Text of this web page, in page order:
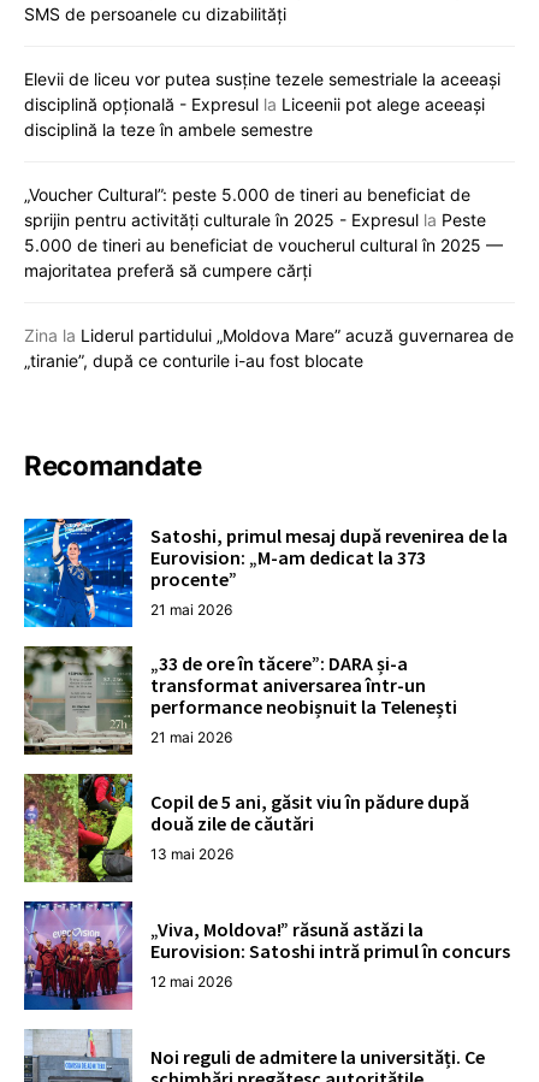
SMS de persoanele cu dizabilități
Elevii de liceu vor putea susține tezele semestriale la aceeași
disciplină opțională - Expresul la Liceenii pot alege aceeași
disciplină la teze în ambele semestre
„Voucher Cultural”: peste 5.000 de tineri au beneficiat de
sprijin pentru activități culturale în 2025 - Expresul la Peste
5.000 de tineri au beneficiat de voucherul cultural în 2025 —
majoritatea preferă să cumpere cărți
Zina la Liderul partidului „Moldova Mare” acuză guvernarea de
„tiranie”, după ce conturile i-au fost blocate
Recomandate
Satoshi, primul mesaj după revenirea de la
Eurovision: „M-am dedicat la 373
procente”
21 mai 2026
„33 de ore în tăcere”: DARA și-a
transformat aniversarea într-un
performance neobișnuit la Telenești
21 mai 2026
Copil de 5 ani, găsit viu în pădure după
două zile de căutări
13 mai 2026
„Viva, Moldova!” răsună astăzi la
Eurovision: Satoshi intră primul în concurs
12 mai 2026
Noi reguli de admitere la universități. Ce